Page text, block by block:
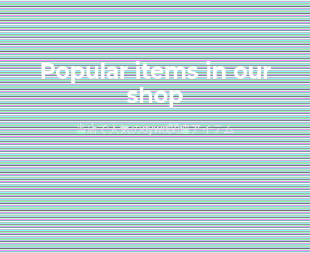
Popular items in our
shop
当店で人気のdywd関連アイテム